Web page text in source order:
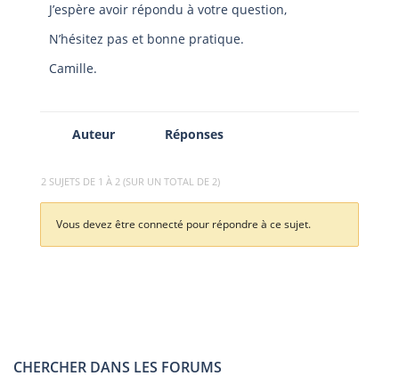
J’espère avoir répondu à votre question,
N’hésitez pas et bonne pratique.
Camille.
Auteur Réponses
2 SUJETS DE 1 À 2 (SUR UN TOTAL DE 2)
Vous devez être connecté pour répondre à ce sujet.
CHERCHER DANS LES FORUMS